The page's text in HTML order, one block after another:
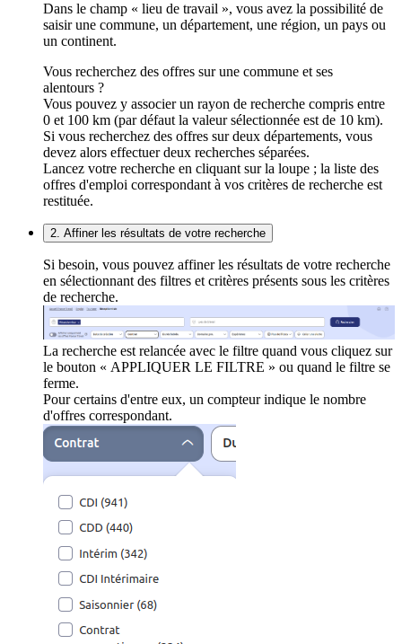
Dans le champ « lieu de travail », vous avez la possibilité de
saisir une commune, un département, une région, un pays ou
un continent.
Vous recherchez des offres sur une commune et ses
alentours ?
Vous pouvez y associer un rayon de recherche compris entre
0 et 100 km (par défaut la valeur sélectionnée est de 10 km).
Si vous recherchez des offres sur deux départements, vous
devez alors effectuer deux recherches séparées.
Lancez votre recherche en cliquant sur la loupe ; la liste des
offres d'emploi correspondant à vos critères de recherche est
restituée.
2. Affiner les résultats de votre recherche
Si besoin, vous pouvez affiner les résultats de votre recherche
en sélectionnant des filtres et critères présents sous les critères
de recherche.
La recherche est relancée avec le filtre quand vous cliquez sur
le bouton « APPLIQUER LE FILTRE » ou quand le filtre se
ferme.
Pour certains d'entre eux, un compteur indique le nombre
d'offres correspondant.